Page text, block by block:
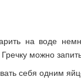
на воде
можно
себя одним